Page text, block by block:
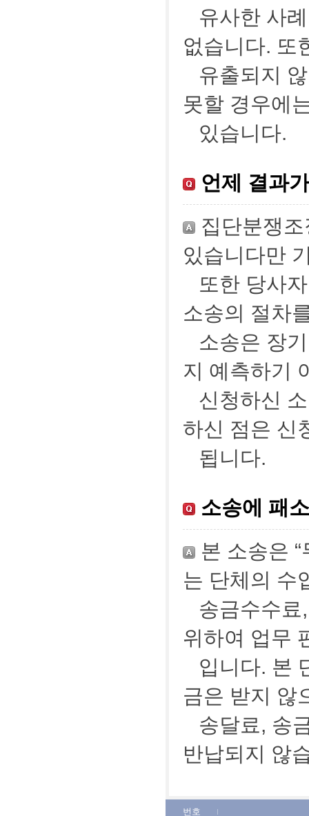
유사한 사
없습니다. 또
유출되지
못할 경우에
있습니다.
언제 결과
집단분쟁
있습니다만
또한 당사
소송의 절차
소송은 장
지 예측하기
신청하신
하신 점은 신
됩니다.
소송에 패
본 소송은
는 단체의 수
송금수수
위하여 업무
입니다. 본
금은 받지 않
송달료, 송
반납되지 않
번호